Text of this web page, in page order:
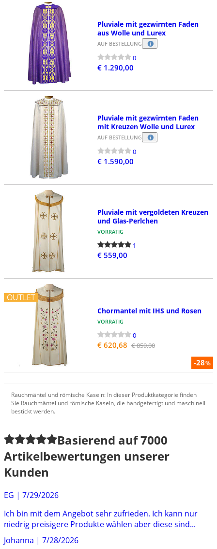
Pluviale mit gezwirnten Faden
aus Wolle und Lurex
AUF BESTELLUNG
0
€ 1.290,00
Pluviale mit gezwirnten Faden
mit Kreuzen Wolle und Lurex
AUF BESTELLUNG
0
€ 1.590,00
Pluviale mit vergoldeten Kreuzen
und Glas-Perlchen
VORRÄTIG
1
€ 559,00
OUTLET
-28%
Chormantel mit IHS und Rosen
VORRÄTIG
0
€ 620,68 € 859,00
Rauchmäntel und römische Kaseln: In dieser Produktkategorie finden
Sie Rauchmäntel und römische Kaseln, die handgefertigt und maschinell
bestickt werden.
Basierend auf7000
Artikelbewertungen unserer
Kunden
EG | 7/29/2026
Ich bin mit dem Angebot sehr zufrieden. Ich kann nur
niedrig preisigere Produkte wählen aber diese sind...
Johanna | 7/28/2026